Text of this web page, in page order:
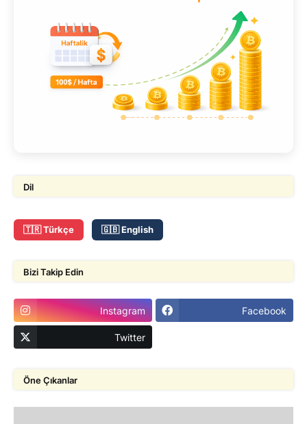
Dil
🇹🇷 Türkçe 🇬🇧 English
Bizi Takip Edin
Instagram Facebook
Twitter
Öne Çıkanlar